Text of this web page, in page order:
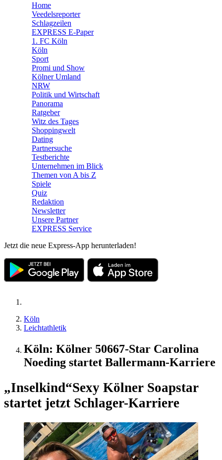
🛒 Shoppingwelt
Home
Veedelsreporter
Schlagzeilen
EXPRESS E-Paper
1. FC Köln
Köln
Sport
Promi und Show
Kölner Umland
NRW
Politik und Wirtschaft
Panorama
Ratgeber
Witz des Tages
Shoppingwelt
Dating
Partnersuche
Testberichte
Unternehmen im Blick
Themen von A bis Z
Spiele
Quiz
Redaktion
Newsletter
Unsere Partner
EXPRESS Service
Jetzt die neue Express-App herunterladen!
Köln
Leichtathletik
Köln: Kölner 50667-Star Carolina
Noeding startet Ballermann-Karriere
„Inselkind“Sexy Kölner Soapstar
startet jetzt Schlager-Karriere